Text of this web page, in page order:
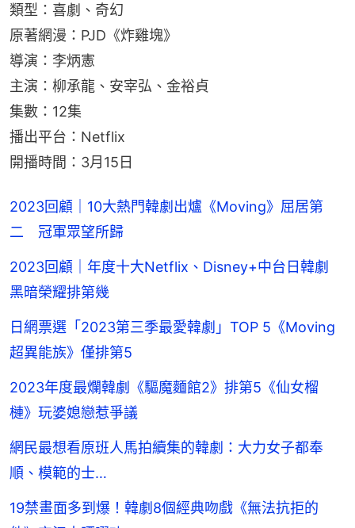
類型：喜劇、奇幻
原著網漫：PJD《炸雞塊》
導演：李炳憲
主演：柳承龍、安宰弘、金裕貞
集數：12集
播出平台：Netflix
開播時間：3月15日
2023回顧｜10大熱門韓劇出爐《Moving》屈居第
二 冠軍眾望所歸
2023回顧｜年度十大Netflix、Disney+中台日韓劇
黑暗榮耀排第幾
日網票選「2023第三季最愛韓劇」TOP 5《Moving
超異能族》僅排第5
2023年度最爛韓劇《驅魔麵館2》排第5《仙女榴
槤》玩婆媳戀惹爭議
網民最想看原班人馬拍續集的韓劇：大力女子都奉
順、模範的士…
19禁畫面多到爆！韓劇8個經典吻戲《無法抗拒的